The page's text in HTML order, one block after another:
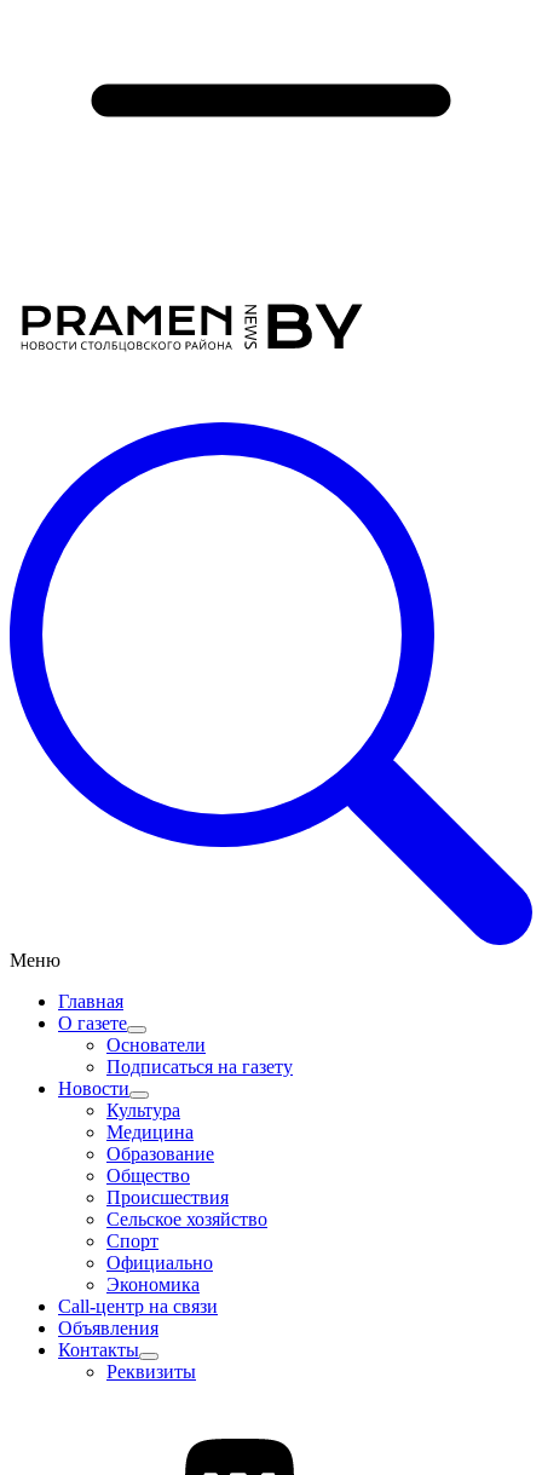
Меню
Главная
О газете
Основатели
Подписаться на газету
Новости
Культура
Медицина
Образование
Общество
Происшествия
Сельское хозяйство
Спорт
Официально
Экономика
Call-центр на связи
Объявления
Контакты
Реквизиты